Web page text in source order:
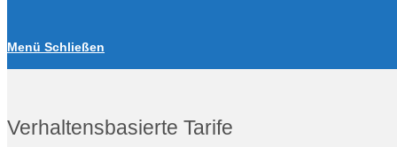
Menü Schließen
Verhaltensbasierte Tarife